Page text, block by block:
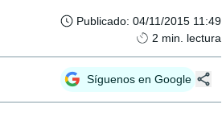
Publicado: 04/11/2015 11:49
2 min. lectura
Síguenos en Google